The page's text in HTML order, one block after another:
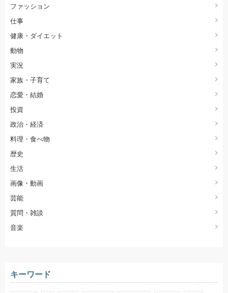
ファッション
仕事
健康・ダイエット
動物
実況
家族・子育て
恋愛・結婚
投資
政治・経済
料理・食べ物
歴史
生活
画像・動画
芸能
質問・雑談
音楽
キーワード